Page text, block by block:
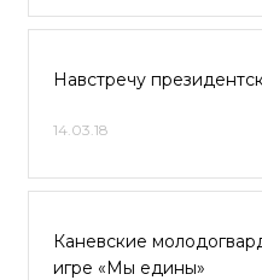
Навстречу
14.03.18
Каневские
игре «Мы едины»